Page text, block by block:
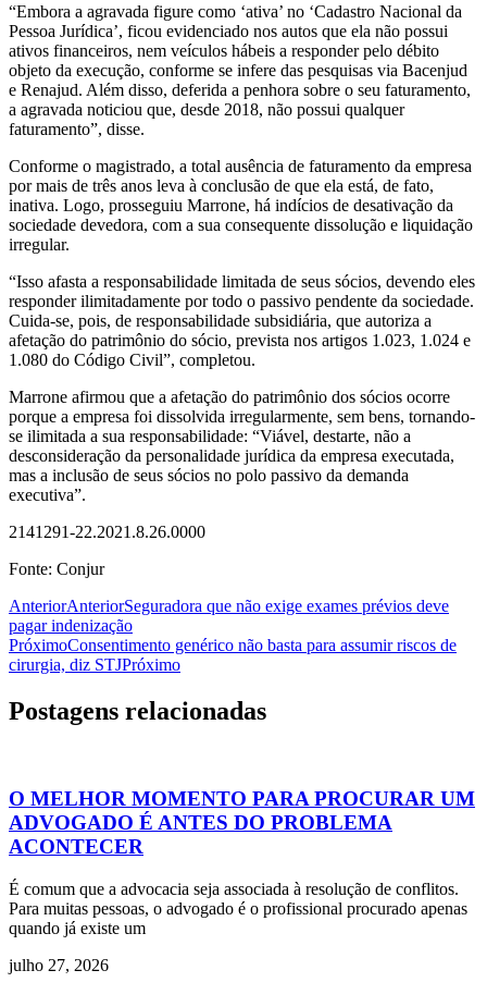
“Embora a agravada figure como ‘ativa’ no ‘Cadastro Nacional da
Pessoa Jurídica’, ficou evidenciado nos autos que ela não possui
ativos financeiros, nem veículos hábeis a responder pelo débito
objeto da execução, conforme se infere das pesquisas via Bacenjud
e Renajud. Além disso, deferida a penhora sobre o seu faturamento,
a agravada noticiou que, desde 2018, não possui qualquer
faturamento”, disse.
Conforme o magistrado, a total ausência de faturamento da empresa
por mais de três anos leva à conclusão de que ela está, de fato,
inativa. Logo, prosseguiu Marrone, há indícios de desativação da
sociedade devedora, com a sua consequente dissolução e liquidação
irregular.
“Isso afasta a responsabilidade limitada de seus sócios, devendo eles
responder ilimitadamente por todo o passivo pendente da sociedade.
Cuida-se, pois, de responsabilidade subsidiária, que autoriza a
afetação do patrimônio do sócio, prevista nos artigos 1.023, 1.024 e
1.080 do Código Civil”, completou.
Marrone afirmou que a afetação do patrimônio dos sócios ocorre
porque a empresa foi dissolvida irregularmente, sem bens, tornando-
se ilimitada a sua responsabilidade: “Viável, destarte, não a
desconsideração da personalidade jurídica da empresa executada,
mas a inclusão de seus sócios no polo passivo da demanda
executiva”.
2141291-22.2021.8.26.0000
Fonte: Conjur
AnteriorAnteriorSeguradora que não exige exames prévios deve
pagar indenização
PróximoConsentimento genérico não basta para assumir riscos de
cirurgia, diz STJPróximo
Postagens relacionadas
O MELHOR MOMENTO PARA PROCURAR UM
ADVOGADO É ANTES DO PROBLEMA
ACONTECER
É comum que a advocacia seja associada à resolução de conflitos.
Para muitas pessoas, o advogado é o profissional procurado apenas
quando já existe um
julho 27, 2026